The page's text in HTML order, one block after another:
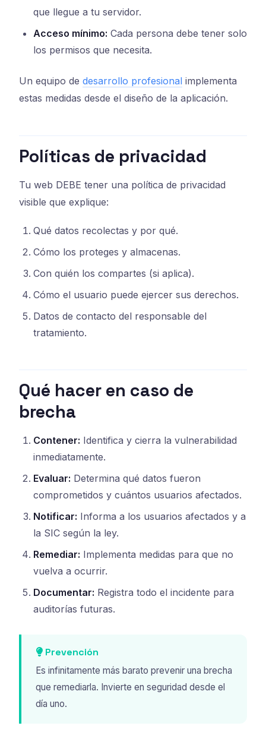
que llegue a tu servidor.
Acceso mínimo: Cada persona debe tener solo
los permisos que necesita.
Un equipo de desarrollo profesional implementa
estas medidas desde el diseño de la aplicación.
Políticas de privacidad
Tu web DEBE tener una política de privacidad
visible que explique:
Qué datos recolectas y por qué.
Cómo los proteges y almacenas.
Con quién los compartes (si aplica).
Cómo el usuario puede ejercer sus derechos.
Datos de contacto del responsable del
tratamiento.
Qué hacer en caso de
brecha
Contener: Identifica y cierra la vulnerabilidad
inmediatamente.
Evaluar: Determina qué datos fueron
comprometidos y cuántos usuarios afectados.
Notificar: Informa a los usuarios afectados y a
la SIC según la ley.
Remediar: Implementa medidas para que no
vuelva a ocurrir.
Documentar: Registra todo el incidente para
auditorías futuras.
Prevención
Es infinitamente más barato prevenir una brecha
que remediarla. Invierte en seguridad desde el
día uno.